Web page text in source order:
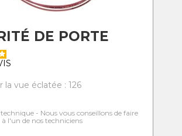
DE PORTE
la vue éclatée : 126
technique - Nous vous conseillons de faire
à l'un de nos techniciens